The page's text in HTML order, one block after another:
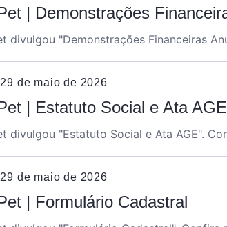
| Demonstrações
divulgou "Demonstrações Financeiras
de maio de 2026
| Estatuto Social e Ata AGE
divulgou "Estatuto Social e Ata AGE".
de maio de 2026
| Formulário Cadastral